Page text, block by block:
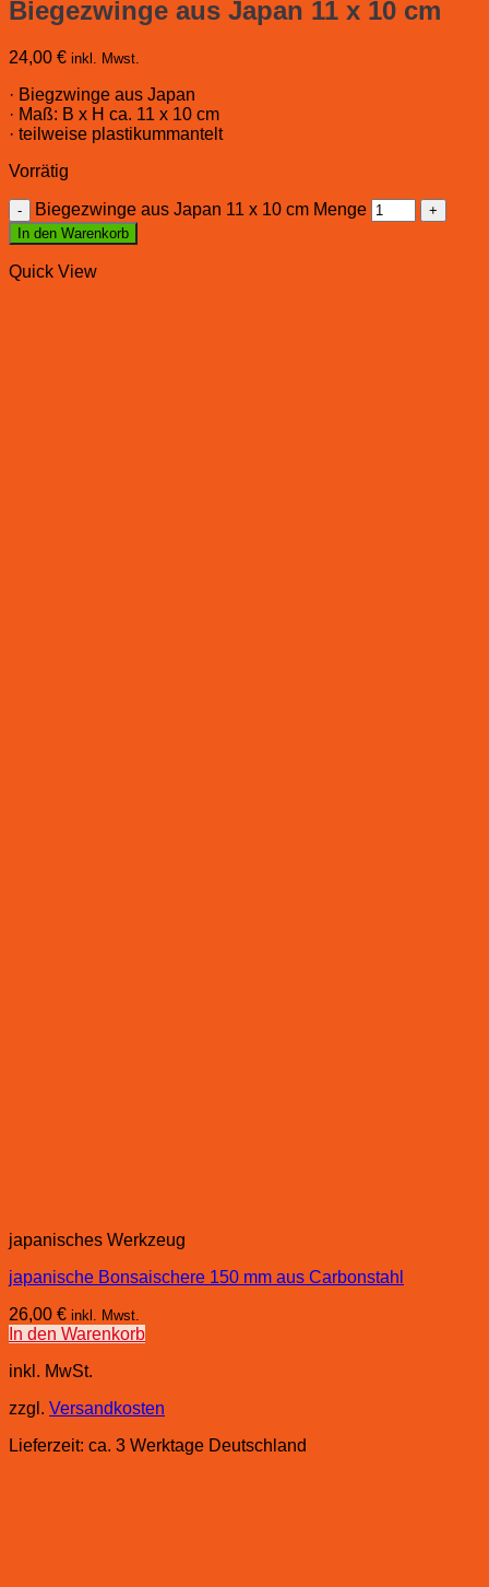
Biegezwinge aus Japan 11 x 10 cm
24,00 € inkl. Mwst.
· Biegzwinge aus Japan
· Maß: B x H ca. 11 x 10 cm
· teilweise plastikummantelt
Vorrätig
Biegezwinge aus Japan 11 x 10 cm Menge
In den Warenkorb
Quick View
japanisches Werkzeug
japanische Bonsaischere 150 mm aus Carbonstahl
26,00 € inkl. Mwst.
In den Warenkorb
inkl. MwSt.
zzgl. Versandkosten
Lieferzeit: ca. 3 Werktage Deutschland